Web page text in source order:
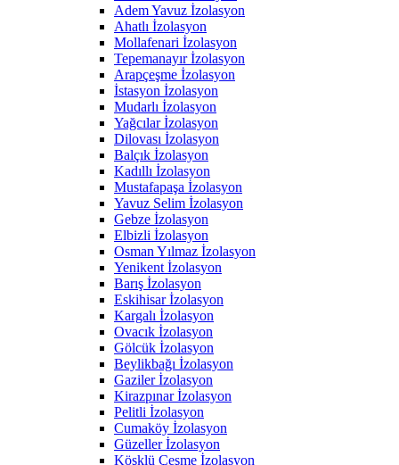
Adem Yavuz İzolasyon
Ahatlı İzolasyon
Mollafenari İzolasyon
Tepemanayır İzolasyon
Arapçeşme İzolasyon
İstasyon İzolasyon
Mudarlı İzolasyon
Yağcılar İzolasyon
Dilovası İzolasyon
Balçık İzolasyon
Kadıllı İzolasyon
Mustafapaşa İzolasyon
Yavuz Selim İzolasyon
Gebze İzolasyon
Elbizli İzolasyon
Osman Yılmaz İzolasyon
Yenikent İzolasyon
Barış İzolasyon
Eskihisar İzolasyon
Kargalı İzolasyon
Ovacık İzolasyon
Gölcük İzolasyon
Beylikbağı İzolasyon
Gaziler İzolasyon
Kirazpınar İzolasyon
Pelitli İzolasyon
Cumaköy İzolasyon
Güzeller İzolasyon
Köşklü Çeşme İzolasyon